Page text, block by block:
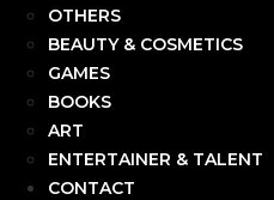
OTHERS
BEAUTY & COSMETICS
GAMES
BOOKS
ART
ENTERTAINER & TALENT
CONTACT